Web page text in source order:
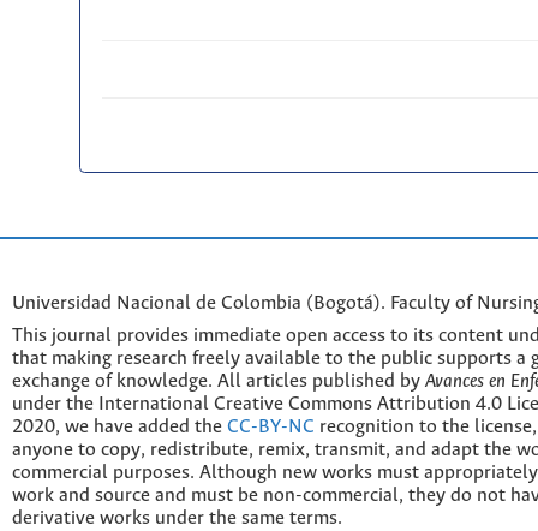
Universidad Nacional de Colombia (Bogotá). Faculty of
This journal provides immediate open access to its content
that making research freely available to the public supports a
exchange of knowledge. All articles published by Avances en
under the International Creative Commons Attribution 4.0
2020, we have added the CC-BY-NC recognition to the
anyone to copy, redistribute, remix, transmit, and adapt the
commercial purposes. Although new works must
work and source and must be non-commercial, they do not
derivative works under the same terms.